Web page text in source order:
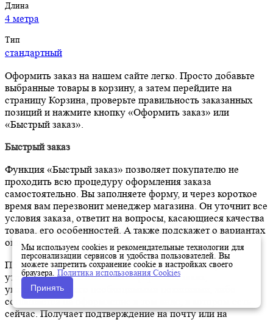
Длина
4 метра
Тип
стандартный
Оформить заказ на нашем сайте легко. Просто добавьте
выбранные товары в корзину, а затем перейдите на
страницу Корзина, проверьте правильность заказанных
позиций и нажмите кнопку «Оформить заказ» или
«Быстрый заказ».
Быстрый заказ
Функция «Быстрый заказ» позволяет покупателю не
проходить всю процедуру оформления заказа
самостоятельно. Вы заполняете форму, и через короткое
время вам перезвонит менеджер магазина. Он уточнит все
условия заказа, ответит на вопросы, касающиеся качества
товара, его особенностей. А также подскажет о вариантах
оплаты и доставки.
По результатам звонка, пользователь либо, получив
уточнения, самостоятельно оформляет заказ,
укомплектовав его необходимыми позициями, либо
соглашается на оформление в том виде, в котором есть
сейчас. Получает подтверждение на почту или на
Мы используем cookies и рекомендательные технологии для
персонализации сервисов и удобства пользователей. Вы
можете запретить сохранение cookie в настройках своего
браузера. Политика использования Cookies
Принять